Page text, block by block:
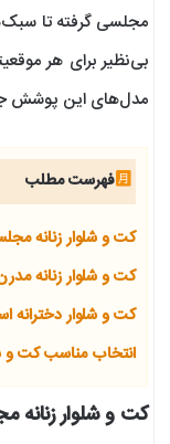
مجلسی گرفته تا
بی‌نظیر برای هر
مدل‌های این پوشش
فهرست مطلب
کت و شلوار زنانه
کت و شلوار زنانه
کت و شلوار دخترانه
انتخاب مناسب کت و
کت و شلوار زنانه